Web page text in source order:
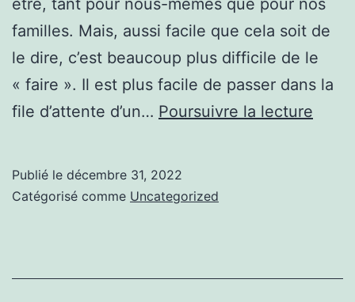
être, tant pour nous-mêmes que pour nos
familles. Mais, aussi facile que cela soit de
le dire, c’est beaucoup plus difficile de le
« faire ». Il est plus facile de passer dans la
file d’attente d’un… Poursuivre la lecture
Publié le décembre 31, 2022
Catégorisé comme Uncategorized